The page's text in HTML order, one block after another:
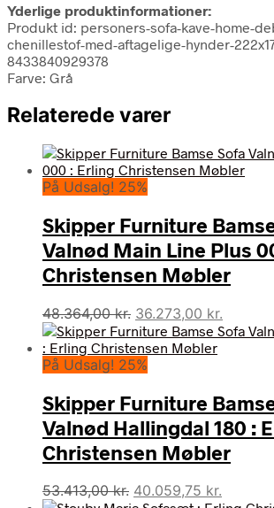
Yderlige produktinformationer:
Produkt id: personers-sofa-kave-home-
chenillestof-med-aftagelige-hynder-
8433840929378
Farve: Grå
Relaterede varer
På Udsalg! 25%
Skipper Furniture
Valnød Main Line Plus
Christensen Møbler
48.364,00kr. Den
oprindelige
pris
var:
36.273,00 kr.
aktuelle
På Udsalg! 25%
Skipper Furniture
Valnød Hallingdal 180 :
Christensen Møbler
53.413,00kr. Den
40.059,75 kr.